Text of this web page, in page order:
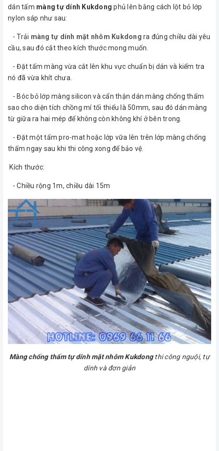
dán tấm màng tự dính Kukdong phủ lên bằng cách lột bỏ lớp
nylon sáp như sau:
- Trải màng tự dính mặt nhôm Kukdong ra đúng chiều dài yêu
cầu, sau đó cắt theo kích thước mong muốn.
- Đặt tấm màng vừa cắt lên khu vực chuẩn bị dán và kiểm tra
nó đã vừa khít chưa.
- Bóc bỏ lớp màng silicon và cẩn thận dán màng chống thấm
sao cho diện tích chồng mí tối thiểu là 50mm, sau đó dán màng
từ giữa ra hai mép để không còn không khí ở bên trong.
- Đặt một tấm pro-mat hoặc lớp vữa lên trên lớp màng chống
thấm ngay sau khi thi công xong để bảo vệ.
Kích thước:
- Chiều rộng 1m, chiều dài 15m
Màng chống thấm tự dính mặt nhôm Kukdongthi công nguội, tự
dính và đơn giản